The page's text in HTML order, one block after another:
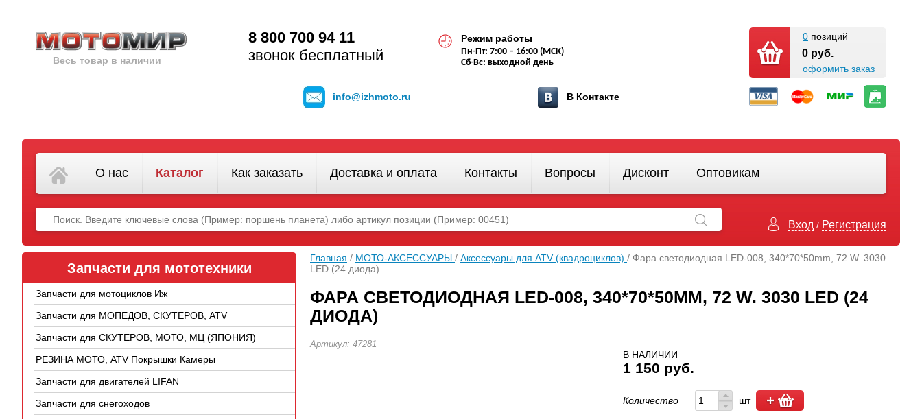
Весь товар в наличии
8 800 700 94 11
звонок бесплатный
Режим работы
Пн-Пт: 7:00 – 16:00 (МСК)
Сб-Вс: выходной день
0 позиций
0 руб.
оформить заказ
info@izhmoto.ru В Контакте
О нас Каталог Как заказать Доставка и оплата Контакты Вопросы Дисконт Оптовикам
Вход / Регистрация
Запчасти для мототехники
Запчасти для мотоциклов Иж
Запчасти для МОПЕДОВ, СКУТЕРОВ, ATV
(КИТАЙ)
Запчасти для СКУТЕРОВ, МОТО, МЦ (ЯПОНИЯ)
РЕЗИНА МОТО, ATV Покрышки Камеры
Запчасти для двигателей LIFAN
Запчасти для снегоходов
Главная / МОТО-АКСЕССУАРЫ / Аксессуары для ATV (квадроциклов) / Фара светодиодная LED-008, 340*70*50mm, 72 W. 3030
LED (24 диода)
ФАРА СВЕТОДИОДНАЯ LED-008, 340*70*50MM, 72 W. 3030 LED (24
ДИОДА)
Артикул: 47281
В НАЛИЧИИ
1 150 руб.
Количество шт